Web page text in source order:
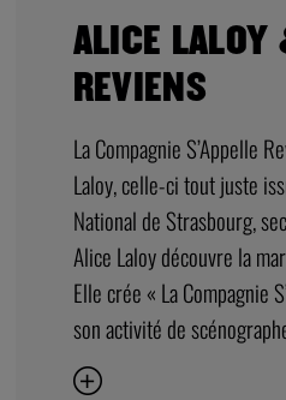
ALICE LALOY
REVIENS
La Compagnie S’Appelle
Laloy, celle-ci tout juste
National de Strasbourg,
Alice Laloy découvre la
Elle crée « La Compagnie
son activité de